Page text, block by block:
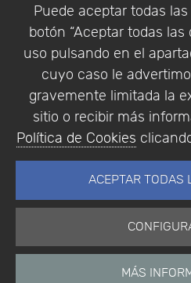
Puede aceptar todas
botón “Aceptar todas las
uso pulsando en el
cuyo caso le
gravemente limitada la
sitio o recibir más
Política de Cookies
ACEPTAR TODAS
MÁS
Empresa|Aviso Legal|
Política de
© Copyright 1994 -
Científico,